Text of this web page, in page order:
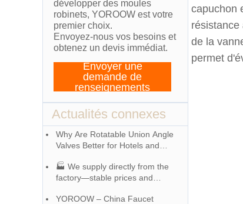
développer des moules
robinets, YOROOW est votre
premier choix.
Envoyez-nous vos besoins et
obtenez un devis immédiat.
Envoyer une
demande de
renseignements
Actualités connexes
Why Are Rotatable Union Angle
Valves Better for Hotels and
🏭 We supply directly from the
factory—stable prices and
YOROOW – China Faucet
capuchon
résistance
de la
permet